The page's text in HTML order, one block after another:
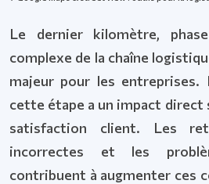
Le dernier kilomètre,
complexe de la chaîne
majeur pour les
cette étape a un impact direct
satisfaction client. Les
incorrectes et les
contribuent à augmenter ces